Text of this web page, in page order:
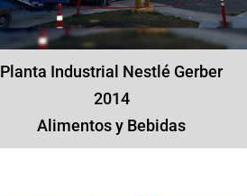
Planta Industrial Nestlé Gerber
2014
Alimentos y Bebidas